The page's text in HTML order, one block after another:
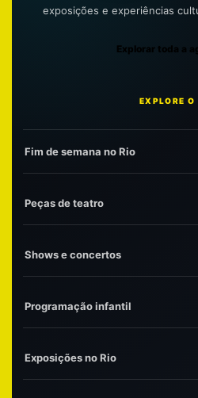
exposições e experiências
Explorar toda a
EXPLORE O
Fim de semana no Rio
Peças de teatro
Shows e concertos
Programação infantil
Exposições no Rio